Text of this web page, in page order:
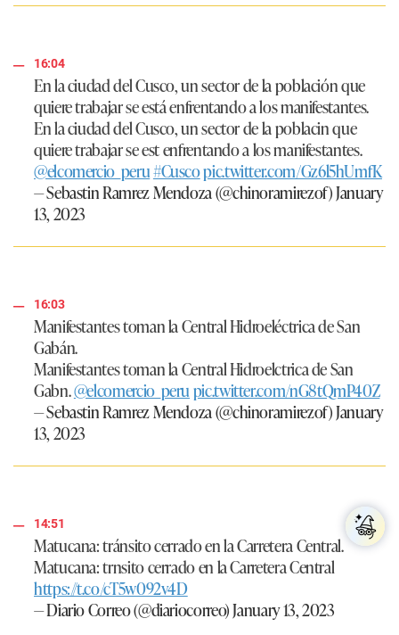
16:04
En la ciudad del Cusco, un sector de la población que
quiere trabajar se está enfrentando a los manifestantes.
En la ciudad del Cusco, un sector de la poblacin que
quiere trabajar se est enfrentando a los manifestantes.
@elcomercio_peru#Cuscopic.twitter.com/Gz6l5hUmfK
— Sebastin Ramrez Mendoza (@chinoramirezof)January
13, 2023
16:03
Manifestantes toman la Central Hidroeléctrica de San
Gabán.
Manifestantes toman la Central Hidroelctrica de San
Gabn.@elcomercio_perupic.twitter.com/nG8tQmP40Z
— Sebastin Ramrez Mendoza (@chinoramirezof)January
13, 2023
14:51
Matucana: tránsito cerrado en la Carretera Central.
Matucana: trnsito cerrado en la Carretera Central
https://t.co/cT5w092v4D
— Diario Correo (@diariocorreo)January 13, 2023